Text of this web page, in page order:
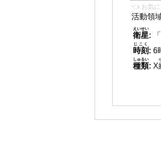
👈 お気に
活動領
衛星
えいせい
:
時刻
じこく
: 6
種類
しゅるい
: X